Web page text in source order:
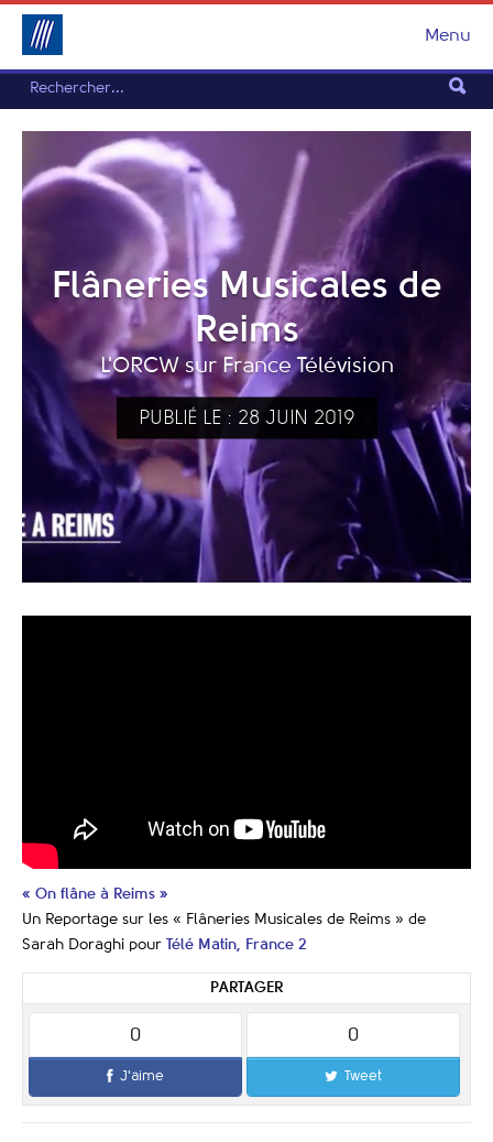
Menu
Flâneries Musicales de
Reims
L'ORCW sur France Télévision
PUBLIÉ LE : 28 JUIN 2019
« On flâne à Reims »
Un Reportage sur les « Flâneries Musicales de Reims » de
Sarah Doraghi pour
Télé Matin, France 2
PARTAGER
0
J'aime
0
Tweet